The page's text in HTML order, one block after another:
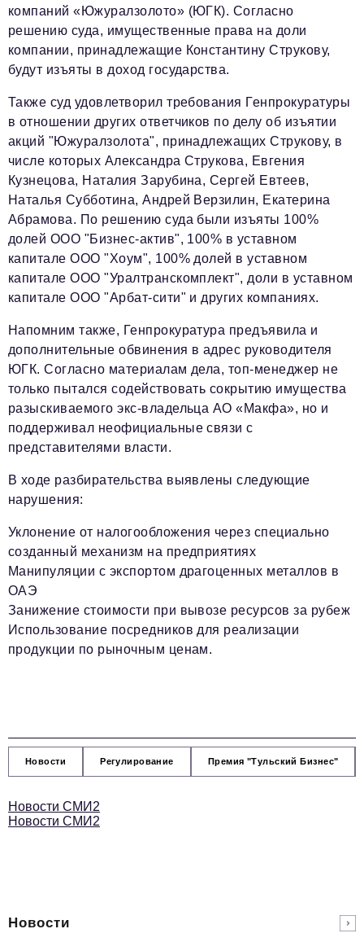
компаний «Южуралзолото» (ЮГК). Согласно
решению суда, имущественные права на доли
компании, принадлежащие Константину Струкову,
будут изъяты в доход государства.
Также суд удовлетворил требования Генпрокуратуры
в отношении других ответчиков по делу об изъятии
акций "Южуралзолота", принадлежащих Струкову, в
числе которых Александра Струкова, Евгения
Кузнецова, Наталия Зарубина, Сергей Евтеев,
Наталья Субботина, Андрей Верзилин, Екатерина
Абрамова. По решению суда были изъяты 100%
долей ООО "Бизнес-актив", 100% в уставном
капитале ООО "Хоум", 100% долей в уставном
капитале ООО "Уралтранскомплект", доли в уставном
капитале ООО "Арбат-сити" и других компаниях.
Напомним также, Генпрокуратура предъявила и
дополнительные обвинения в адрес руководителя
ЮГК. Согласно материалам дела, топ-менеджер не
только пытался содействовать сокрытию имущества
разыскиваемого экс-владельца АО «Макфа», но и
поддерживал неофициальные связи с
представителями власти.
В ходе разбирательства выявлены следующие
нарушения:
Уклонение от налогообложения через специально
созданный механизм на предприятиях
Манипуляции с экспортом драгоценных металлов в
ОАЭ
Занижение стоимости при вывозе ресурсов за рубеж
Использование посредников для реализации
продукции по рыночным ценам.
Новости Регулирование Премия "Тульский Бизнес"
Новости СМИ2
Новости СМИ2
Новости